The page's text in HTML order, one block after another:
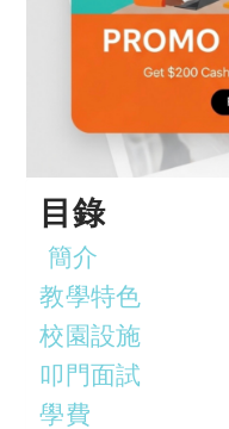
目錄
簡介
教學特色
校園設施
叩門面試
學費